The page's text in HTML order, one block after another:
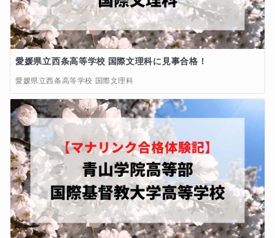
反復練習は到達したい事を大きくイメージしながら部
分的に反復をすることでかならず上達、
その瞬間こそが学びの喜び、成し遂げる楽しさを味わ
う瞬間だと思います。
②イギリスで、クラブに所属してテニスを長年プレー
していました。
テニスは、マナー、エチケットが大切、「スポーツを
通して人格を形成する」という考え方に非常に共感し
ています。
ベストプレーのための「基礎練習」、
ポイントに必要な「反復練習」、
自分を信じて「メンタルを整える」、
勉強することにとても似ていると思っています。
愛媛県立西条高等学校 国際文理科に見事合格！
愛媛県立西条高等学校 国際文理科